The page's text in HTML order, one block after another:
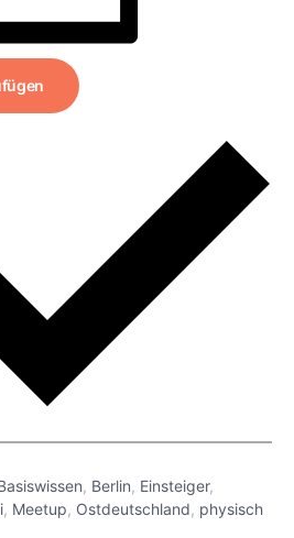
, Berlin, Einsteiger,
, Meetup, Ostdeutschland, physisch